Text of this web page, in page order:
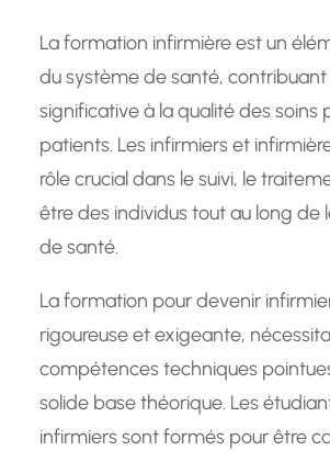
La formation infirmière est un
du système de santé,
significative à la qualité des soins
patients. Les infirmiers et
rôle crucial dans le suivi, le
être des individus tout au long de
de santé.
La formation pour devenir
rigoureuse et exigeante,
compétences techniques
solide base théorique. Les
infirmiers sont formés pour être